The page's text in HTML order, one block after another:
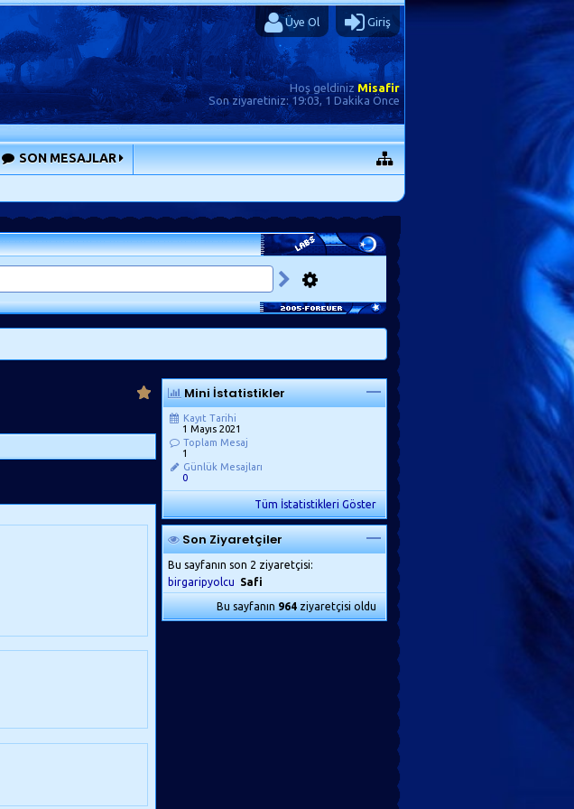
Üye Ol Giriş
Hoş geldiniz Misafir
Son ziyaretiniz:19:03, 1 Dakika Önce
SON MESAJLAR
Mini İstatistikler
Kayıt Tarihi
1 Mayıs 2021
Toplam Mesaj
1
Günlük Mesajları
0
Tüm İstatistikleri Göster
Son Ziyaretçiler
Bu sayfanın son 2 ziyaretçisi:
birgaripyolcu
Safi
Bu sayfanın964ziyaretçisi oldu